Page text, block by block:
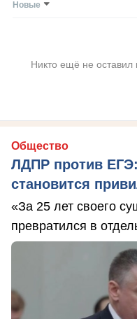
Новые
Никто ещё не оставил
Общество
ЛДПР против
становится
«За 25 лет своего
превратился в